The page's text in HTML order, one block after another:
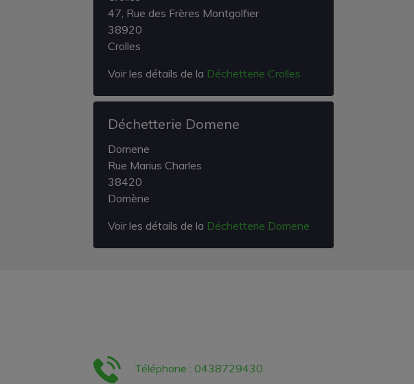
47, Rue des Frères Montgolfier
38920
Crolles
Voir les détails de la Déchetterie Crolles
Déchetterie Domene
Domene
Rue Marius Charles
38420
Domène
Voir les détails de la Déchetterie Domene
Téléphone : 0438729430